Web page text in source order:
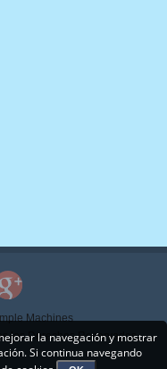
Machines
los Derechos Reservados.
la navegación y mostrar
Si continua navegando